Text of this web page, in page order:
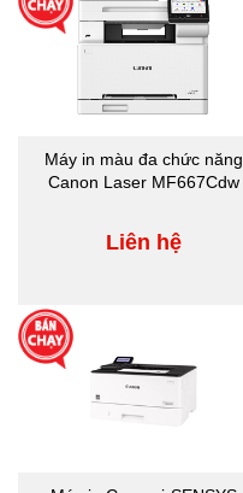
Máy in màu đa chức năng
Canon Laser MF667Cdw
Liên hệ